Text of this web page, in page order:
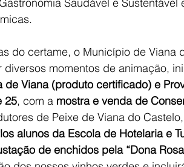
Saudável e
do certame, o Município de Viana
diversos momentos de animação,
de Viana (produto certificado) e
25, com a mostra e venda de
de Peixe de Viana do
alunos da Escola de Hotelaria e
de enchidos pela “Dona